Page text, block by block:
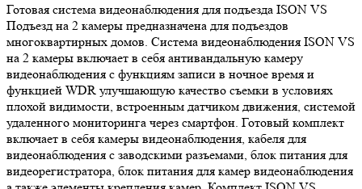
Готовая система видеонаблюдения для подъезда ISON VS
Подъезд на 2 камеры предназначена для подъездов
многоквартирных домов. Система видеонаблюдения ISON VS
на 2 камеры включает в себя антивандальную камеру
видеонаблюдения с функциям записи в ночное время и
функцией WDR улучшающую качество съемки в условиях
плохой видимости, встроенным датчиком движения, системой
удаленного мониторинга через смартфон. Готовый комплект
включает в себя камеры видеонаблюдения, кабеля для
видеонаблюдения с заводскими разъемами, блок питания для
видеорегистратора, блок питания для камер видеонаблюдения